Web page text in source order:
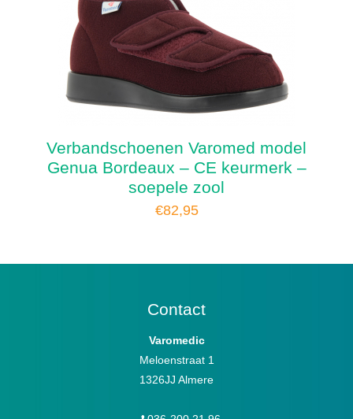
Verbandschoenen Varomed model
Genua Bordeaux – CE keurmerk –
soepele zool
€82,95
Contact
Varomedic
Meloenstraat 1
1326JJ Almere